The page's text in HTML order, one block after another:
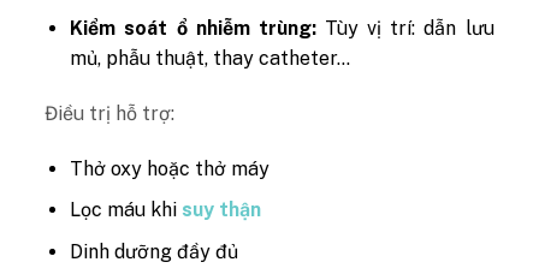
Kiểm soát ổ nhiễm trùng: Tùy vị trí: dẫn lưu
mủ, phẫu thuật, thay catheter…
Điều trị hỗ trợ:
Thở oxy hoặc thở máy
Lọc máu khi suy thận
Dinh dưỡng đầy đủ